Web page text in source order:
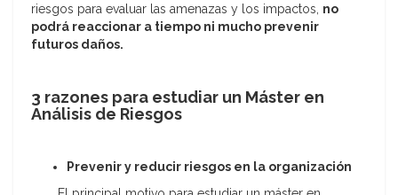
riesgos para evaluar las amenazas y los impactos, no
podrá reaccionar a tiempo ni mucho prevenir
futuros daños.
3 razones para estudiar un Máster en
Análisis de Riesgos
Prevenir y reducir riesgos en la organización